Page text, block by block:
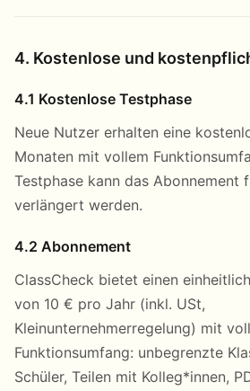
4. Kostenlose und
4.1 Kostenlose Testphase
Neue Nutzer erhalten eine
Monaten mit vollem
Testphase kann das Abonnement
verlängert werden.
4.2 Abonnement
ClassCheck bietet einen
von 10 € pro Jahr (inkl. USt,
Kleinunternehmerregelung) mit
Funktionsumfang: unbegrenzte
Schüler, Teilen mit Kolleg*innen,